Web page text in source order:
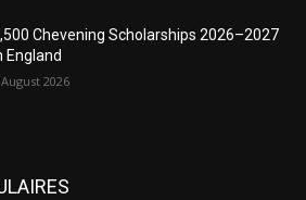
Chevening Scholarships 2026–2027
England
2026